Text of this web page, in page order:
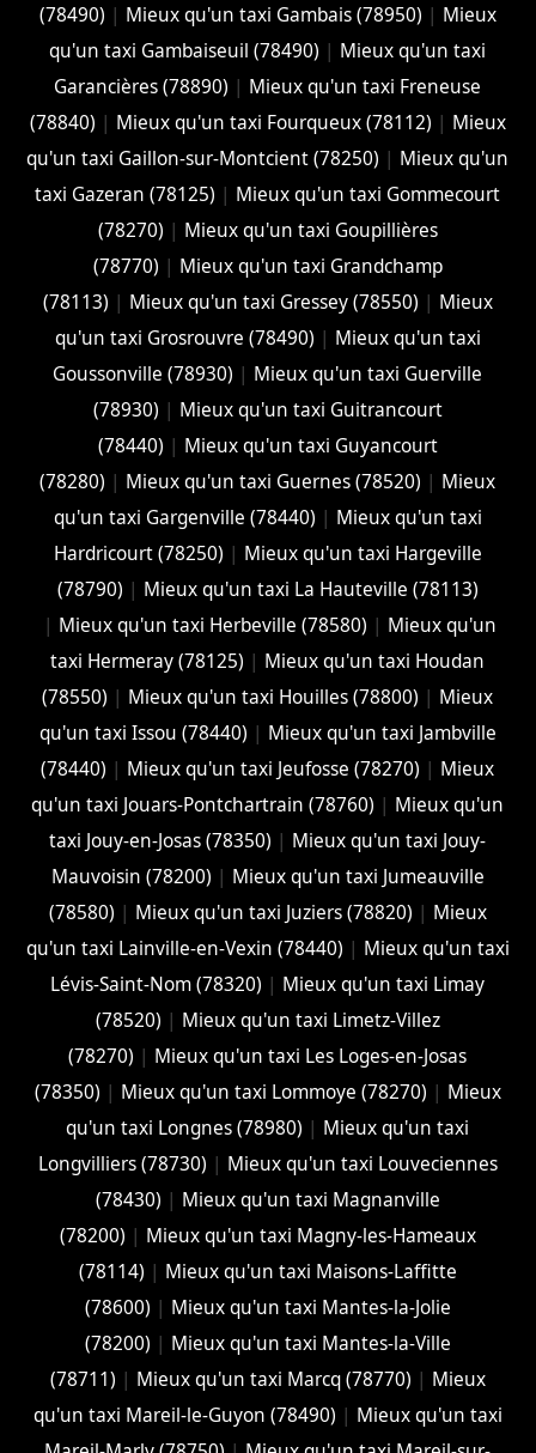
(78490) | Mieux qu'un taxi Gambais (78950) | Mieux
qu'un taxi Gambaiseuil (78490) | Mieux qu'un taxi
Garancières (78890) | Mieux qu'un taxi Freneuse
(78840) | Mieux qu'un taxi Fourqueux (78112) | Mieux
qu'un taxi Gaillon-sur-Montcient (78250) | Mieux qu'un
taxi Gazeran (78125) | Mieux qu'un taxi Gommecourt
(78270) | Mieux qu'un taxi Goupillières
(78770) | Mieux qu'un taxi Grandchamp
(78113) | Mieux qu'un taxi Gressey (78550) | Mieux
qu'un taxi Grosrouvre (78490) | Mieux qu'un taxi
Goussonville (78930) | Mieux qu'un taxi Guerville
(78930) | Mieux qu'un taxi Guitrancourt
(78440) | Mieux qu'un taxi Guyancourt
(78280) | Mieux qu'un taxi Guernes (78520) | Mieux
qu'un taxi Gargenville (78440) | Mieux qu'un taxi
Hardricourt (78250) | Mieux qu'un taxi Hargeville
(78790) | Mieux qu'un taxi La Hauteville (78113)
| Mieux qu'un taxi Herbeville (78580) | Mieux qu'un
taxi Hermeray (78125) | Mieux qu'un taxi Houdan
(78550) | Mieux qu'un taxi Houilles (78800) | Mieux
qu'un taxi Issou (78440) | Mieux qu'un taxi Jambville
(78440) | Mieux qu'un taxi Jeufosse (78270) | Mieux
qu'un taxi Jouars-Pontchartrain (78760) | Mieux qu'un
taxi Jouy-en-Josas (78350) | Mieux qu'un taxi Jouy-
Mauvoisin (78200) | Mieux qu'un taxi Jumeauville
(78580) | Mieux qu'un taxi Juziers (78820) | Mieux
qu'un taxi Lainville-en-Vexin (78440) | Mieux qu'un taxi
Lévis-Saint-Nom (78320) | Mieux qu'un taxi Limay
(78520) | Mieux qu'un taxi Limetz-Villez
(78270) | Mieux qu'un taxi Les Loges-en-Josas
(78350) | Mieux qu'un taxi Lommoye (78270) | Mieux
qu'un taxi Longnes (78980) | Mieux qu'un taxi
Longvilliers (78730) | Mieux qu'un taxi Louveciennes
(78430) | Mieux qu'un taxi Magnanville
(78200) | Mieux qu'un taxi Magny-les-Hameaux
(78114) | Mieux qu'un taxi Maisons-Laffitte
(78600) | Mieux qu'un taxi Mantes-la-Jolie
(78200) | Mieux qu'un taxi Mantes-la-Ville
(78711) | Mieux qu'un taxi Marcq (78770) | Mieux
qu'un taxi Mareil-le-Guyon (78490) | Mieux qu'un taxi